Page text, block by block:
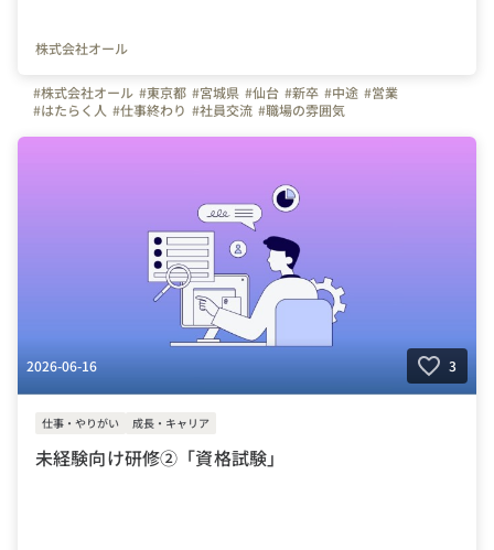
株式会社オール
#株式会社オール #東京都 #宮城県 #仙台 #新卒 #中途 #営業
#はたらく人 #仕事終わり #社員交流 #職場の雰囲気
2026-06-16 3
仕事・やりがい 成長・キャリア
未経験向け研修②「資格試験」